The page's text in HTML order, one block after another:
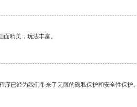
精美，玩法丰富。
序已经为我们带来了无限的隐私保护和安全性保护